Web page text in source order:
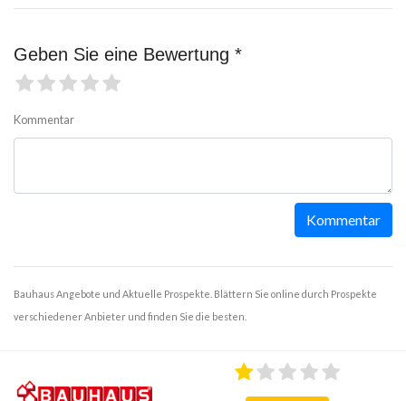
Geben Sie eine Bewertung *
Kommentar
Kommentar
Bauhaus Angebote und Aktuelle Prospekte. Blättern Sie online durch Prospekte
verschiedener Anbieter und finden Sie die besten.